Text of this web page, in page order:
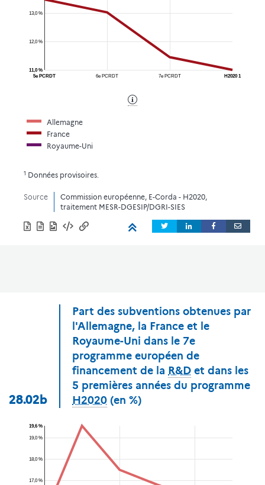
6e PCRDT 7e PCRDT
5e PCRDT H2020 1
12,0 %
13,0 %
11,0 %
Allemagne
France
Royaume-Uni
1 Données provisoires.
Source
Commission européenne, E-Corda - H2020,
traitement MESR-DGESIP/DGRI-SIES
28.02b
Part des subventions obtenues par
l'Allemagne, la France et le
Royaume-Uni dans le 7e
programme européen de
financement de la R&D et dans les
5 premières années du programme
H2020 (en %)
17,0 %
18,0 %
19,0 %
19,6 %